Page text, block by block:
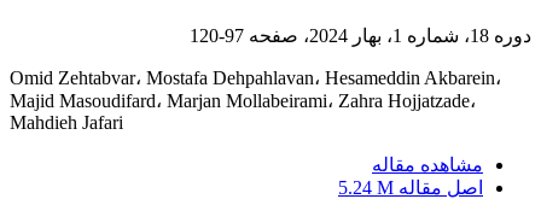
دوره 18، شماره 1، بهار 2024، صفحه 97-120
Omid Zehtabvar، Mostafa Dehpahlavan، Hesameddin Akbarein،
Majid Masoudifard، Marjan Mollabeirami، Zahra Hojjatzade،
Mahdieh Jafari
مشاهده مقاله
اصل مقاله 5.24 M